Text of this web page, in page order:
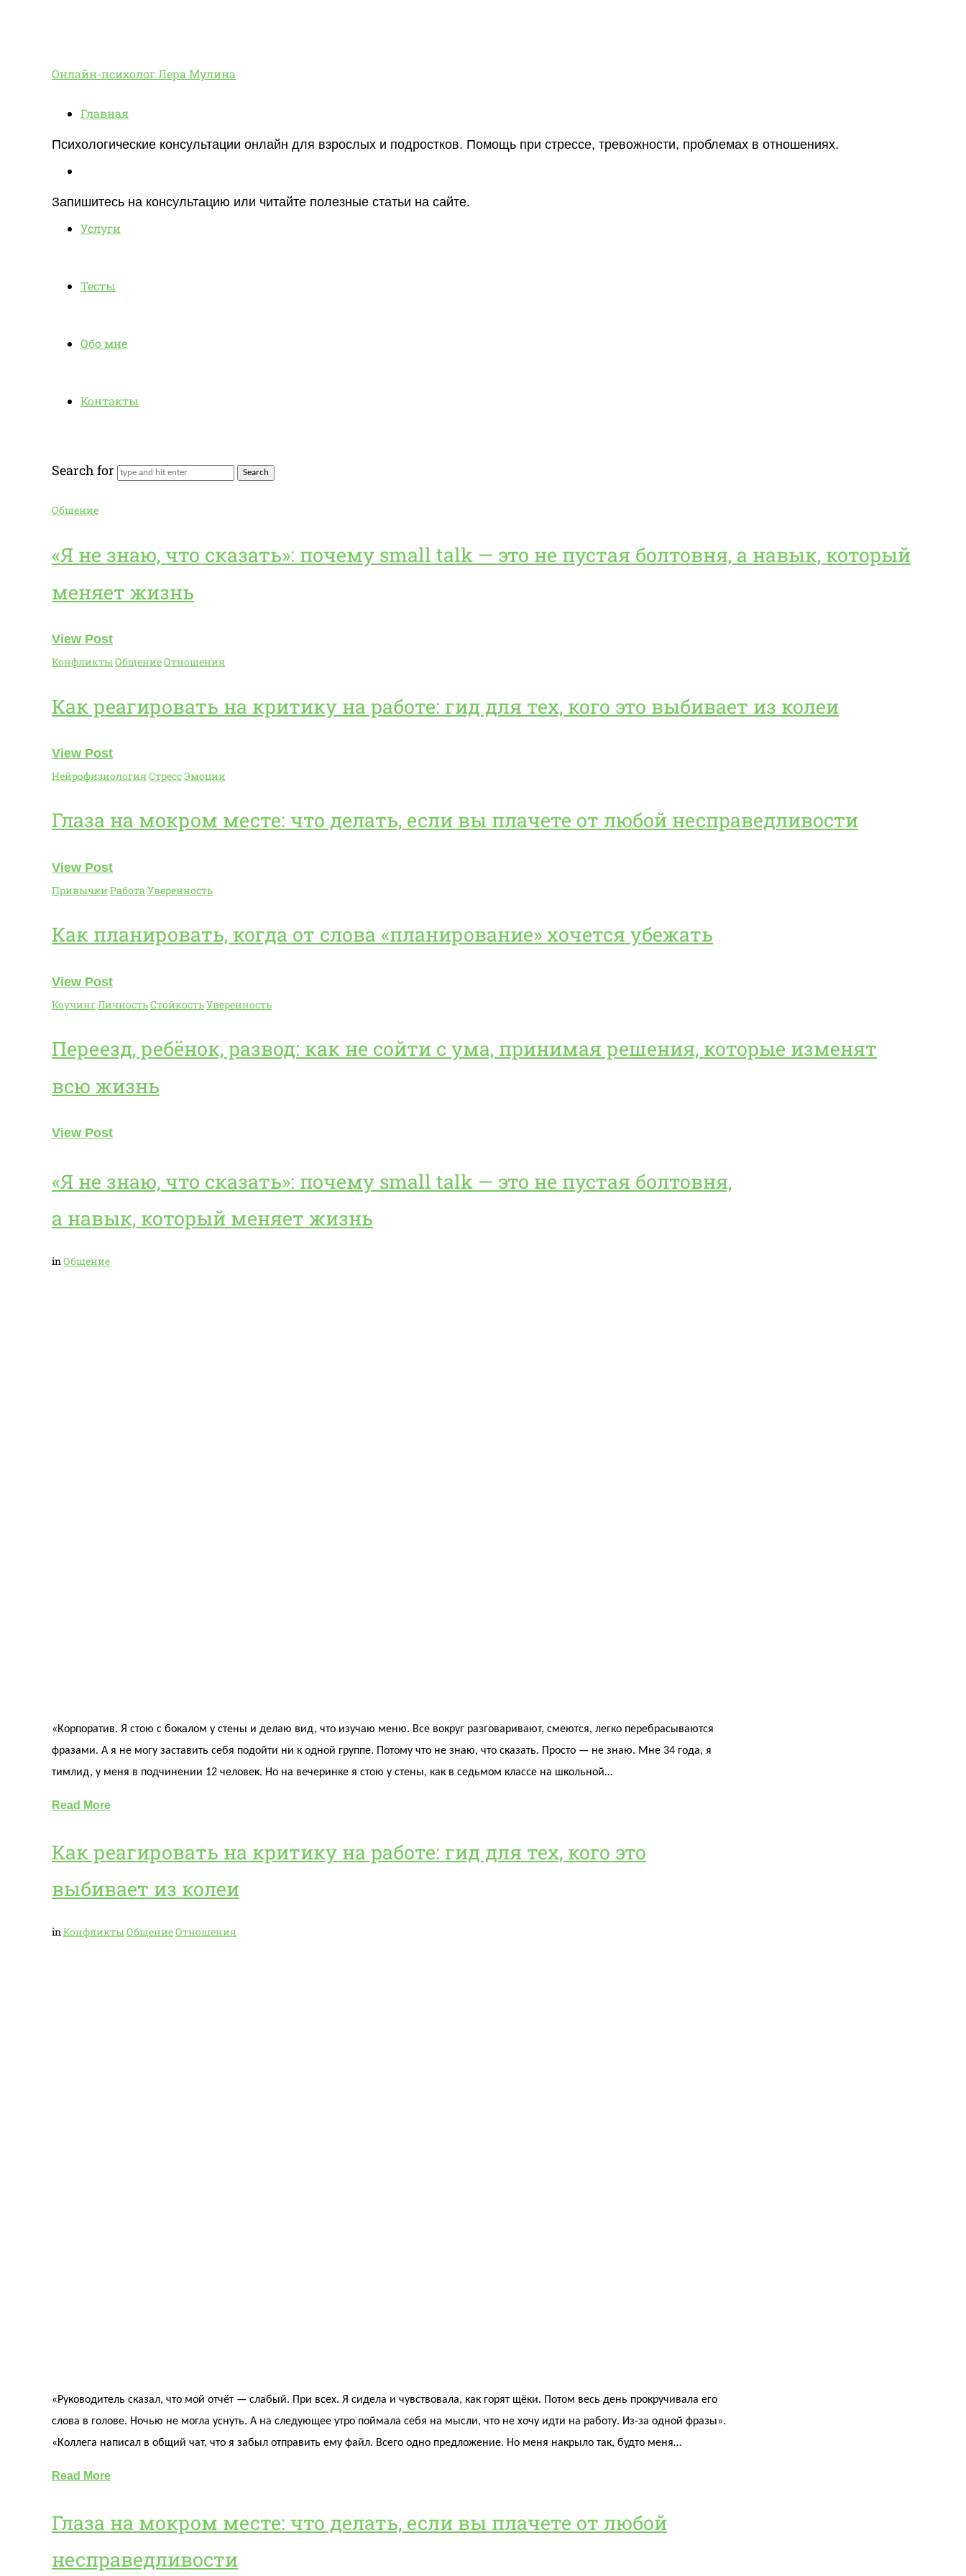
Онлайн-
Онлайн-психолог Лера Мулина
Психологические консультации онлайн для взрослых и подростков. Помощь при стрессе, тревожности, проблемах в отношениях.
Запишитесь на консультацию или читайте полезные статьи на сайте.
Главная
Услуги
Тесты
Обо мне
Контакты
Search for
Общение
«Я не знаю, что сказать»: почему small talk — это не пустая болтовня, а навык, который
меняет жизнь
View Post
КонфликтыОбщениеОтношения
Как реагировать на критику на работе: гид для тех, кого это выбивает из колеи
View Post
НейрофизиологияСтрессЭмоции
Глаза на мокром месте: что делать, если вы плачете от любой несправедливости
View Post
Привычки РаботаУверенность
Как планировать, когда от слова «планирование» хочется убежать
View Post
Коучинг ЛичностьСтойкостьУверенность
Переезд, ребёнок, развод: как не сойти с ума, принимая решения, которые изменят
всю жизнь
View Post
«Я не знаю, что сказать»: почему small talk — это не пустая болтовня,
а навык, который меняет жизнь
inОбщение
«Корпоратив. Я стою с бокалом у стены и делаю вид, что изучаю меню. Все вокруг разговаривают, смеются, легко перебрасываются
фразами. А я не могу заставить себя подойти ни к одной группе. Потому что не знаю, что сказать. Просто — не знаю. Мне 34 года, я
тимлид, у меня в подчинении 12 человек. Но на вечеринке я стою у стены, как в седьмом классе на школьной…
Read More
Как реагировать на критику на работе: гид для тех, кого это
выбивает из колеи
inКонфликтыОбщениеОтношения
«Руководитель сказал, что мой отчёт — слабый. При всех. Я сидела и чувствовала, как горят щёки. Потом весь день прокручивала его
слова в голове. Ночью не могла уснуть. А на следующее утро поймала себя на мысли, что не хочу идти на работу. Из-за одной фразы».
«Коллега написал в общий чат, что я забыл отправить ему файл. Всего одно предложение. Но меня накрыло так, будто меня…
Read More
Глаза на мокром месте: что делать, если вы плачете от любой
несправедливости